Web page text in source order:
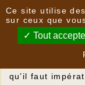
Plus de 40
modestes,
qu’il faut
Ce site utilise
sur ceux que
Tout